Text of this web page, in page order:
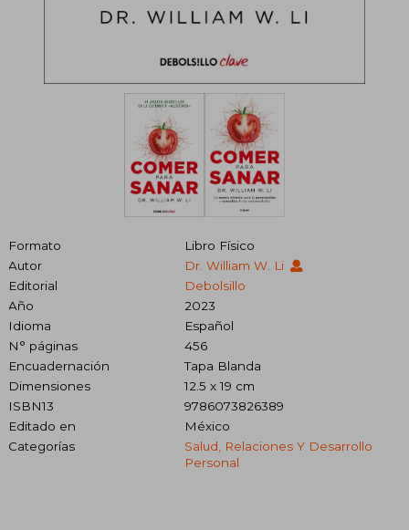
Formato
Libro Físico
Autor
Dr. William W. Li
Editorial
Debolsillo
Año
2023
Idioma
Español
N° páginas
456
Encuadernación
Tapa Blanda
Dimensiones
12.5 x 19 cm
ISBN13
9786073826389
Editado en
México
Categorías
Salud, Relaciones Y Desarrollo
Personal